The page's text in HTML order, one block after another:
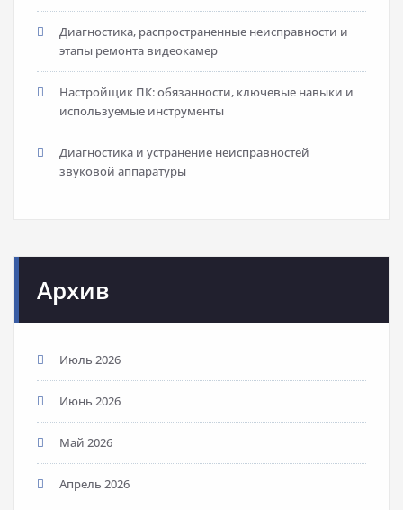
Диагностика, распространенные неисправности и
этапы ремонта видеокамер
Настройщик ПК: обязанности, ключевые навыки и
используемые инструменты
Диагностика и устранение неисправностей
звуковой аппаратуры
Архив
Июль 2026
Июнь 2026
Май 2026
Апрель 2026